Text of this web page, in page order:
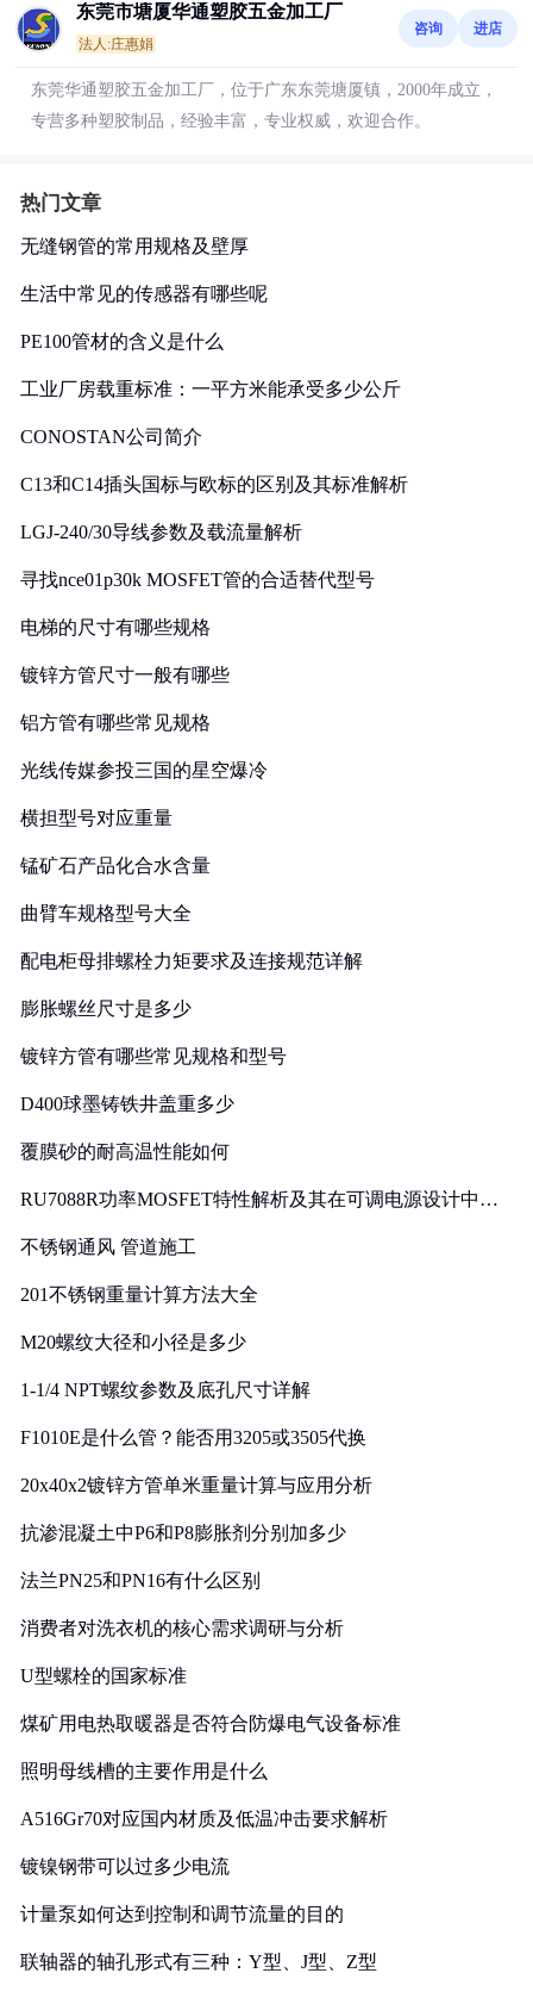
东莞市塘厦华通塑胶五金加工厂
法人:庄惠娟
咨询 进店
东莞华通塑胶五金加工厂，位于广东东莞塘厦镇，2000年成立，
专营多种塑胶制品，经验丰富，专业权威，欢迎合作。
热门文章
无缝钢管的常用规格及壁厚
生活中常见的传感器有哪些呢
PE100管材的含义是什么
工业厂房载重标准：一平方米能承受多少公斤
CONOSTAN公司简介
C13和C14插头国标与欧标的区别及其标准解析
LGJ-240/30导线参数及载流量解析
寻找nce01p30k MOSFET管的合适替代型号
电梯的尺寸有哪些规格
镀锌方管尺寸一般有哪些
铝方管有哪些常见规格
光线传媒参投三国的星空爆冷
横担型号对应重量
锰矿石产品化合水含量
曲臂车规格型号大全
配电柜母排螺栓力矩要求及连接规范详解
膨胀螺丝尺寸是多少
镀锌方管有哪些常见规格和型号
D400球墨铸铁井盖重多少
覆膜砂的耐高温性能如何
RU7088R功率MOSFET特性解析及其在可调电源设计中的
不锈钢通风 管道施工
201不锈钢重量计算方法大全
M20螺纹大径和小径是多少
1-1/4 NPT螺纹参数及底孔尺寸详解
F1010E是什么管？能否用3205或3505代换
20x40x2镀锌方管单米重量计算与应用分析
抗渗混凝土中P6和P8膨胀剂分别加多少
法兰PN25和PN16有什么区别
消费者对洗衣机的核心需求调研与分析
U型螺栓的国家标准
煤矿用电热取暖器是否符合防爆电气设备标准
照明母线槽的主要作用是什么
A516Gr70对应国内材质及低温冲击要求解析
镀镍钢带可以过多少电流
计量泵如何达到控制和调节流量的目的
联轴器的轴孔形式有三种：Y型、J型、Z型